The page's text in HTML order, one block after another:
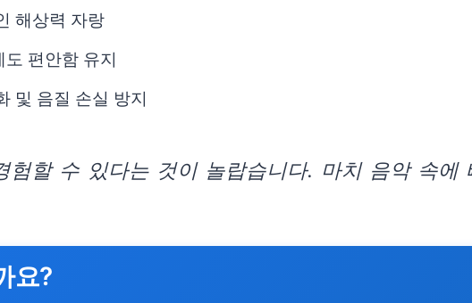
해상력 자랑
편안함 유지
및 음질 손실 방지
험할 수 있다는 것이 놀랍습니다. 마치 음악 속에
요?